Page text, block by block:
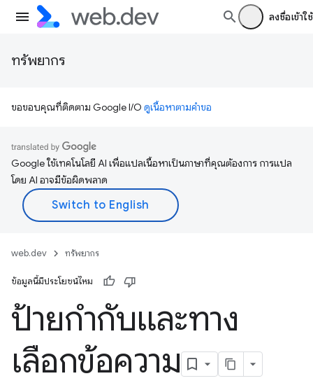
ลงชื่อเข้าใช้
ทรัพยากร
ขอขอบคุณที่ติดตาม Google I/O ดูเนื้อหาตามคำขอ
Google ใช้เทคโนโลยี AI เพื่อแปลเนื้อหาเป็นภาษาที่คุณต้องการ การแปล
โดย AI อาจมีข้อผิดพลาด
web.dev ทรัพยากร
ข้อมูลนี้มีประโยชน์ไหม
ป้ายกำกับและทาง
เลือกข้อความ